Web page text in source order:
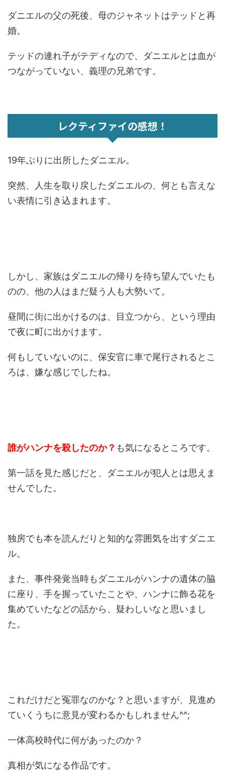
ダニエルの父の死後、母のジャネットはテッドと再
婚。
テッドの連れ子がテディなので、ダニエルとは血が
つながっていない、義理の兄弟です。
レクティファイの感想！
19年ぶりに出所したダニエル。
突然、人生を取り戻したダニエルの、何とも言えな
い表情に引き込まれます。
しかし、家族はダニエルの帰りを待ち望んでいたも
のの、他の人はまだ疑う人も大勢いて。
昼間に街に出かけるのは、目立つから、という理由
で夜に町に出かけます。
何もしていないのに、保安官に車で尾行されるとこ
ろは、嫌な感じでしたね。
誰がハンナを殺したのか？ も気になるところです。
第一話を見た感じだと、ダニエルが犯人とは思えま
せんでした。
独房でも本を読んだりと知的な雰囲気を出すダニエ
ル。
また、事件発覚当時もダニエルがハンナの遺体の脇
に座り、手を握っていたことや、ハンナに飾る花を
集めていたなどの話から、疑わしいなと思いまし
た。
これだけだと冤罪なのかな？と思いますが、見進め
ていくうちに意見が変わるかもしれません^^;
一体高校時代に何があったのか？
真相が気になる作品です。